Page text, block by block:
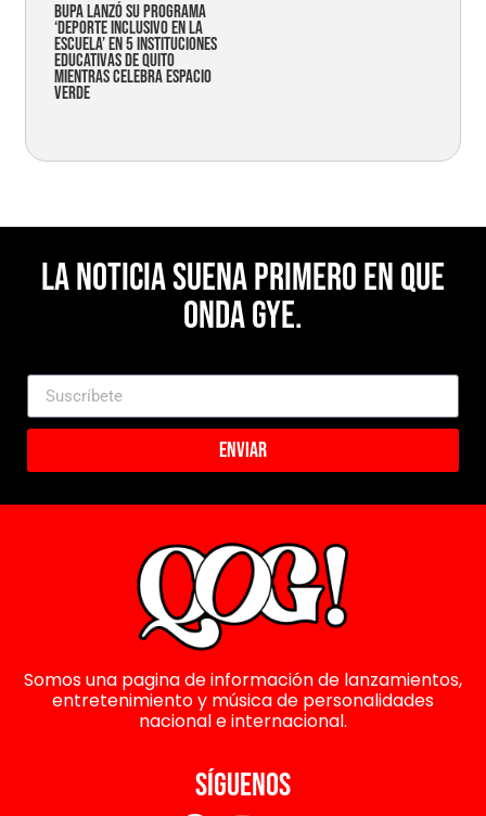
Bupa lanzó su programa
‘Deporte Inclusivo en la
Escuela’ en 5 instituciones
educativas de Quito
mientras celebra espacio
verde
La noticia suena primero en Que
Onda Gye.
Enviar
Somos una pagina de información de lanzamientos,
entretenimiento y música de personalidades
nacional e internacional.
SÍGUENOS